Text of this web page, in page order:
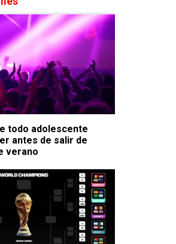
todo adolescente
antes de salir de
verano